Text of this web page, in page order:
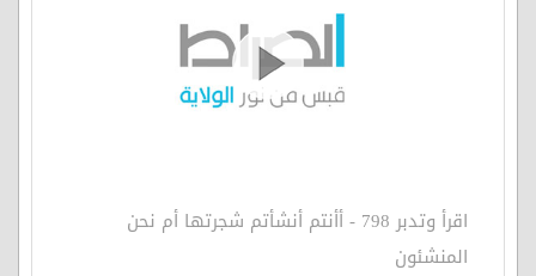
اقرأ وتدبر 798 - أأنتم أنشأتم شجرتها أم نحن
المنشئون